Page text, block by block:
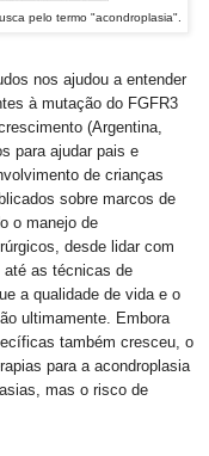
pelo termo "acondroplasia".
nos ajudou a entender
à mutação do FGFR3
(Argentina,
para ajudar pais e
de crianças
sobre marcos de
o manejo de
desde lidar com
até as técnicas de
a qualidade de vida e o
ultimamente. Embora
também cresceu, o
para a acondroplasia
mas o risco de